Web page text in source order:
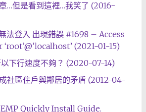
…但是看到這裡…我笑了 (2016-
登入 出現錯誤 #1698 – Access
(2021-01-15)
下行速度不夠？ (2020-07-14)
社區住戶與鄰居的矛盾 (2012-04-
Quickly Install Guide.